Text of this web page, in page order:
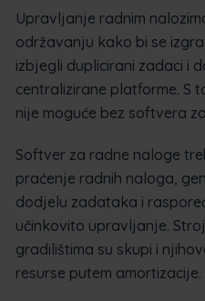
Upravljanje radnim
održavanju kako bi se
izbjegli duplicirani zadaci i
centralizirane platforme. S
nije moguće bez softvera
Softver za radne naloge
praćenje radnih naloga,
dodjelu zadataka i
učinkovito upravljanje.
gradilištima su skupi i
resurse putem amortizacije.